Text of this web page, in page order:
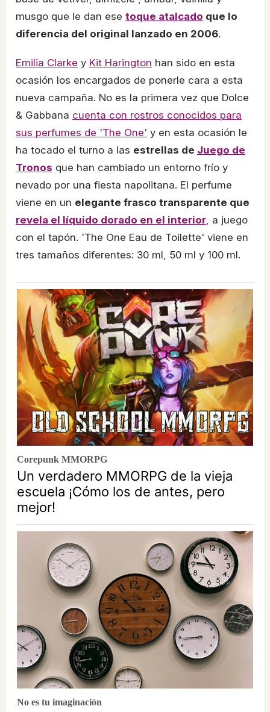
musgo que le dan ese toque atalcado que lo
diferencia del original lanzado en 2006.
Emilia Clarke y Kit Harington han sido en esta
ocasión los encargados de ponerle cara a esta
nueva campaña. No es la primera vez que Dolce
& Gabbana cuenta con rostros conocidos para
sus perfumes de 'The One' y en esta ocasión le
ha tocado el turno a las estrellas de Juego de
Tronos que han cambiado un entorno frío y
nevado por una fiesta napolitana. El perfume
viene en un elegante frasco transparente que
revela el líquido dorado en el interior , a juego
con el tapón. 'The One Eau de Toilette' viene en
tres tamaños diferentes: 30 ml, 50 ml y 100 ml.
Corepunk MMORPG
Un verdadero MMORPG de la vieja
escuela ¡Cómo los de antes, pero
mejor!
No es tu imaginación